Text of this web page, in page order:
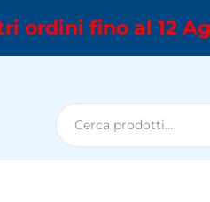
ordini fino al 12